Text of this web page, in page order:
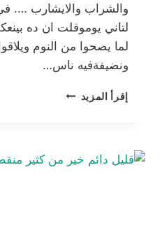
والشراب والايشارب ….
لتاني يوموقلت ان ده
لما يصحوا من النوم
ونضيفةفيه ناس…
إقرأ المزيد عادة
البيت